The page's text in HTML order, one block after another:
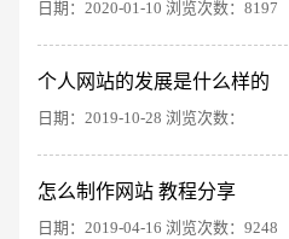
日期：2020-01-10 浏览次数：8197
个人网站的发展是什么样的
日期：2019-10-28 浏览次数：
怎么制作网站 教程分享
日期：2019-04-16 浏览次数：9248